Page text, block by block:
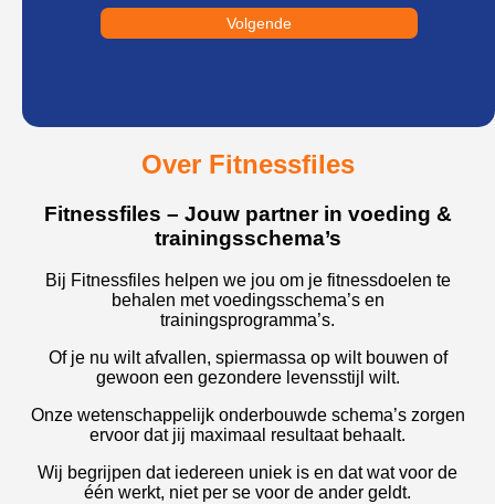
Volgende
Over Fitnessfiles
Fitnessfiles – Jouw partner in voeding &
trainingsschema’s
Bij Fitnessfiles helpen we jou om je fitnessdoelen te
behalen met voedingsschema’s en
trainingsprogramma’s.
Of je nu wilt afvallen, spiermassa op wilt bouwen of
gewoon een gezondere levensstijl wilt.
Onze wetenschappelijk onderbouwde schema’s zorgen
ervoor dat jij maximaal resultaat behaalt.
Wij begrijpen dat iedereen uniek is en dat wat voor de
één werkt, niet per se voor de ander geldt.